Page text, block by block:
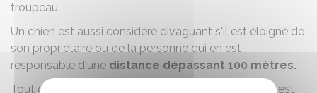
troupeau.
Un chien est aussi considéré divaguant s'il est éloigné de
son propriétaire ou de la personne qui en est
responsable d'une distance dépassant 100 mètres.
Tout chien
, est